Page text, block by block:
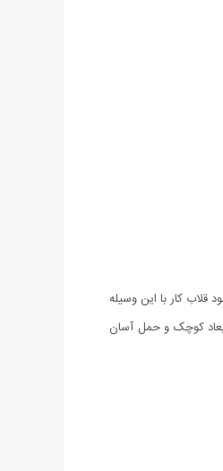
تا وزن 40 کیلوگرم را با دقت 50 گرم وزن نمایید و به دلیل وجود قلاب کار با این وسیله
کوچک و حمل آسان